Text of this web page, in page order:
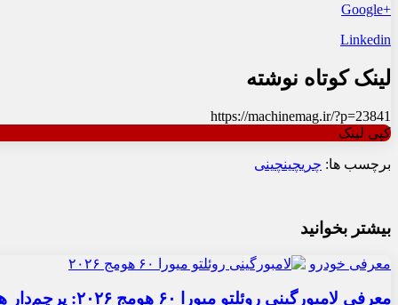
+Google
Linkedin
لینک کوتاه نوشته
https://machinemag.ir/?p=23841
کپی لینک
برچسب ها: چریچینچینی
بیشتر بخوانید
معرفی خودرو
معرفی لامبورگینی روئلتو میورا ۶۰ هومج ۲۰۲۶: پرچم‌دار هیبریدی